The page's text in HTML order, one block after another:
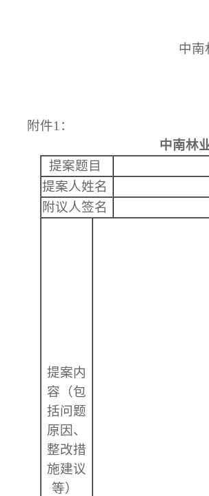
中南
附件1 ：
中南林
提案题目
提案人姓名
附议人签名
提案内
容（包
括问题
原因、
整改措
施建议
等）